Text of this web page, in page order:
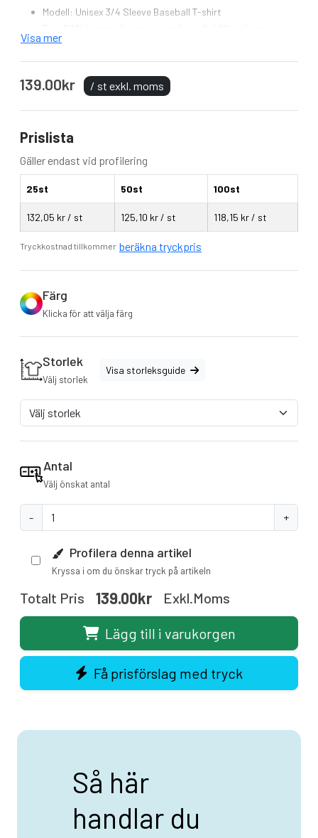
Modell: Unisex 3/4 Sleeve Baseball T-shirt
Triblendfärger: 50% polyester, 25% kammad ringspunnen
bomull, 25% viskos
Vikt: 122 g/m² (Triblend: 128 g/m²)
Färg. White/Dark Grey, White/Navy, White/Red,
White/Black, White/ Deep Heather, White/True Royal,
White/Neon Orange, White/Neon Pink, White/Neon Yellow,
White/Asphalt, White/Denim, White/Kelly Green,
White/Maroon, Black/White, Black/True Royal, Black/Deep
Heather, Grey/Navy Triblend, Grey/Red Triblend.
OBS! - 2XL kostar 115 exkl moms
Visa mer
139.00kr / st exkl. moms
Prislista
Gäller endast vid profilering
25st 50st 100st
132,05 kr / st 125,10 kr / st 118,15 kr / st
Tryckkostnad tillkommer beräkna tryckpris
Färg
Klicka för att välja färg
Storlek
Välj storlek
Visa storleksguide
Antal
Välj önskat antal
- +
Profilera denna artikel
Kryssa i om du önskar tryck på artikeln
Totalt Pris 139.00kr Exkl.moms
Lägg till i varukorgen
Få prisförslag med tryck
Så här
handlar du